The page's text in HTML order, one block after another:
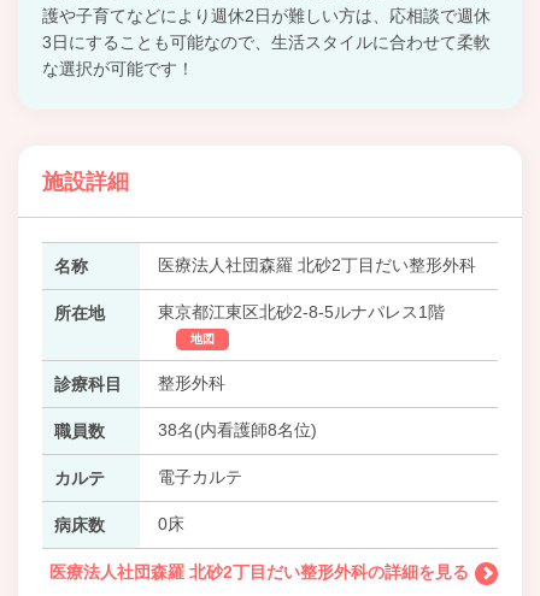
護や子育てなどにより週休2日が難しい方は、応相談で週休
3日にすることも可能なので、生活スタイルに合わせて柔軟
な選択が可能です！
施設詳細
名称 医療法人社団森羅 北砂2丁目だい整形外科
所在地 東京都江東区北砂2-8-5ルナパレス1階
地図
診療科目 整形外科
職員数 38名(内看護師8名位)
カルテ 電子カルテ
病床数 0床
医療法人社団森羅 北砂2丁目だい整形外科の詳細を見る